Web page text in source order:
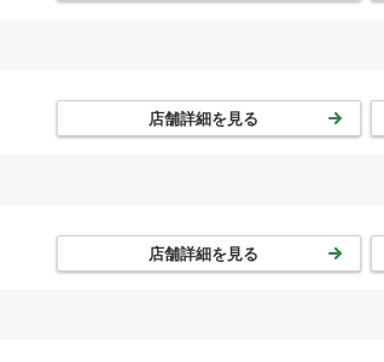
店舗詳細を見る
店舗詳細を見る